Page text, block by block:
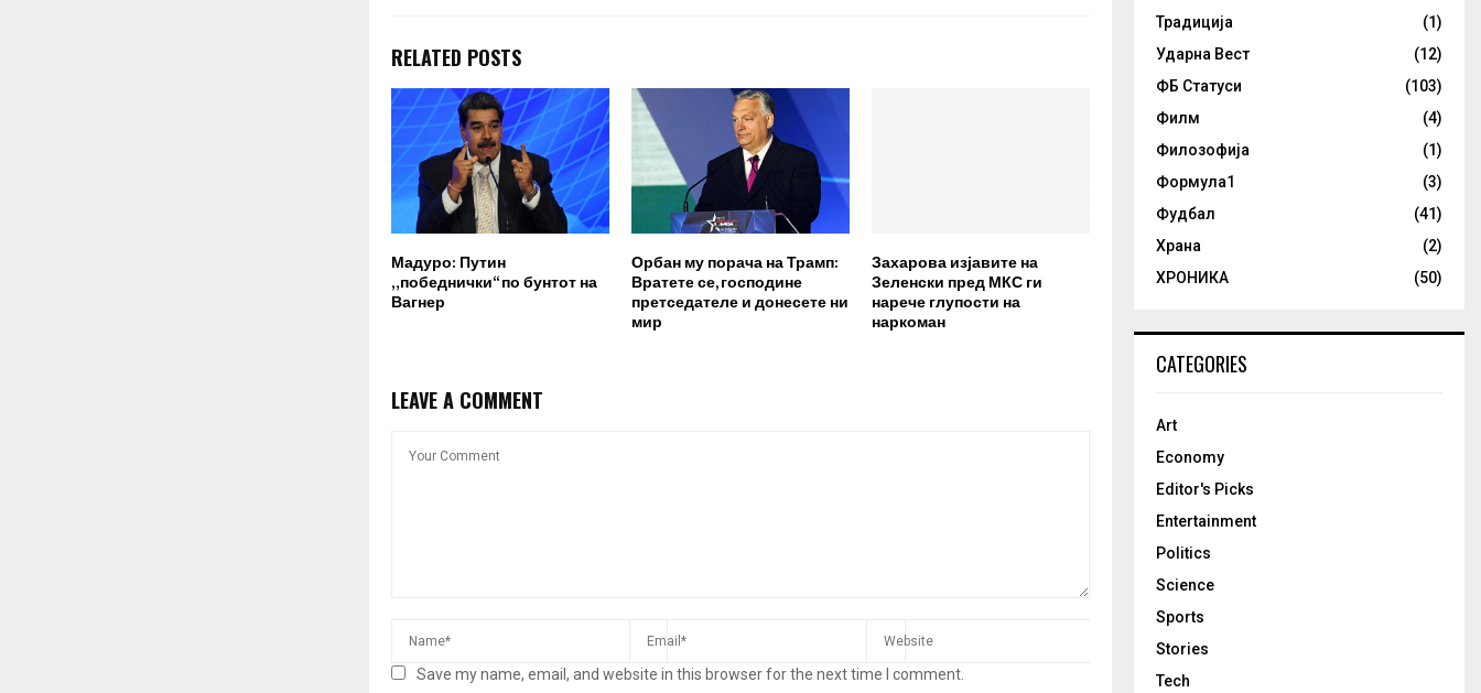
RELATED POSTS
Мадуро: Путин
„победнички“ по бунтот на
Вагнер
Орбан му порача на Трамп:
Вратете се, господине
претседателе и донесете ни
мир
Захарова изјавите на
Зеленски пред МКС ги
нарече глупости на
наркоман
LEAVE A COMMENT
Save my name, email, and website in this browser for the next time I comment.
Традиција
(1)
Ударна Вест
(12)
ФБ Статуси
(103)
Филм
(4)
Филозофија
(1)
Формула1
(3)
Фудбал
(41)
Храна
(2)
ХРОНИКА
(50)
CATEGORIES
Art
Economy
Editor's Picks
Entertainment
Politics
Science
Sports
Stories
Tech